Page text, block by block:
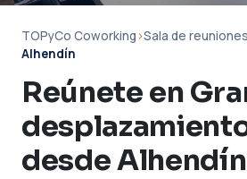
TOPyCo Coworking›Sala de
Alhendín
Reúnete en
desde Alhendín